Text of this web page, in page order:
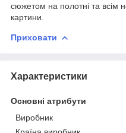
сюжетом на полотні та всім
картини.
Приховати
Характеристики
Основні атрибути
Виробник